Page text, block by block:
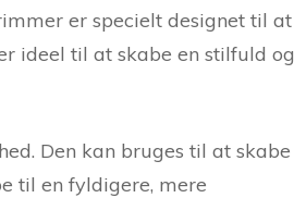
er specielt designet til at
ideel til at skabe en stilfuld og
Den kan bruges til at skabe
til en fyldigere, mere